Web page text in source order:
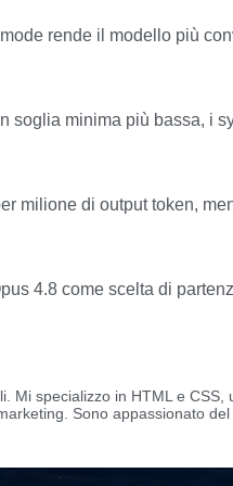
rende il modello più
soglia minima più bassa, i
milione di output token,
4.8 come scelta di
specializzo in HTML e CSS,
Sono appassionato